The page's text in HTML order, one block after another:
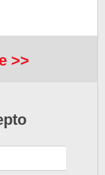
>>